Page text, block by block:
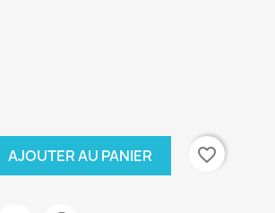
AJOUTER AU PANIER favorite_border